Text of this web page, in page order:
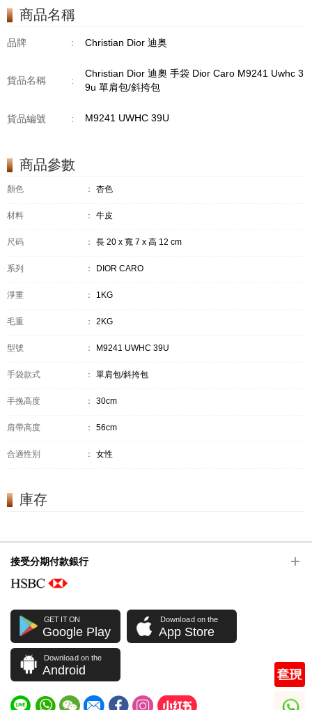
商品名稱
品牌 : Christian Dior 迪奥
貨品名稱 :
Christian Dior 迪奧 手袋 Dior Caro M9241 Uwhc 3
9u 單肩包/斜挎包
貨品編號 : M9241 UWHC 39U
商品參數
顏色 ： 杏色
材料 ： 牛皮
尺码 ： 長 20 x 寬 7 x 高 12 cm
系列 ： DIOR CARO
淨重 ： 1KG
毛重 ： 2KG
型號 ： M9241 UWHC 39U
手袋款式 ： 單肩包/斜挎包
手挽高度 ： 30cm
肩帶高度 ： 56cm
合適性別 ： 女性
庫存
接受分期付款銀行
GET IT ON
Google Play
Download on the
App Store
Download on the
Android